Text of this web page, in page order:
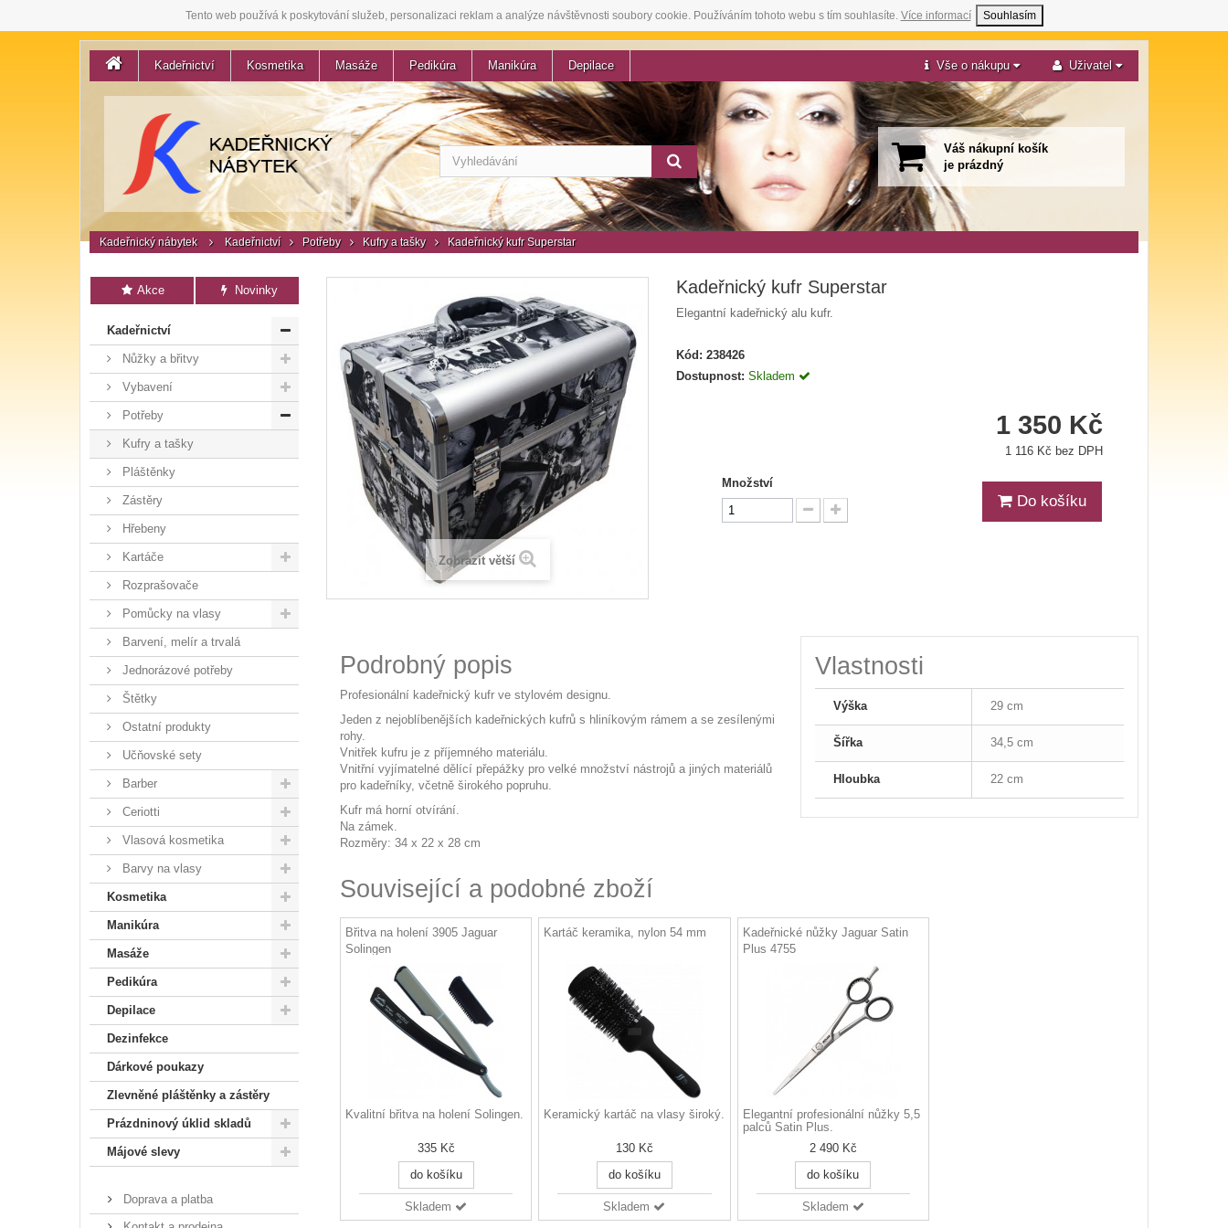
Tento web používá k poskytování služeb, personalizaci reklam a analýze návštěvnosti soubory cookie. Používáním tohoto webu s tím souhlasíte. Více informací Souhlasím
Kadeřnictví Kosmetika Masáže Pedikúra Manikúra Depilace Vše o nákupu Uživatel
Váš nákupní košík
je prázdný
Kadeřnický nábytek Kadeřnictví Potřeby Kufry a tašky Kadeřnický kufr Superstar
Akce Novinky
Kadeřnictví
Nůžky a břitvy
Vybavení
Potřeby
Kufry a tašky
Pláštěnky
Zástěry
Hřebeny
Kartáče
Rozprašovače
Pomůcky na vlasy
Barvení, melír a trvalá
Jednorázové potřeby
Štětky
Ostatní produkty
Učňovské sety
Barber
Ceriotti
Vlasová kosmetika
Barvy na vlasy
Kosmetika
Manikúra
Masáže
Pedikúra
Depilace
Dezinfekce
Dárkové poukazy
Zlevněné pláštěnky a zástěry
Prázdninový úklid skladů
Májové slevy
Doprava a platba
Zobrazit větší
Kadeřnický kufr Superstar
Elegantní kadeřnický alu kufr.
Kód: 238426
Dostupnost: Skladem
1 350 Kč
1 116 Kč bez DPH
Množství
Do košíku
Podrobný popis
Profesionální kadeřnický kufr ve stylovém designu.
Jeden z nejoblíbenějších kadeřnických kufrů s hliníkovým rámem a se zesílenými
rohy.
Vnitřek kufru je z příjemného materiálu.
Vnitřní vyjímatelné dělící přepážky pro velké množství nástrojů a jiných materiálů
pro kadeřníky, včetně širokého popruhu.
Kufr má horní otvírání.
Na zámek.
Rozměry: 34 x 22 x 28 cm
Vlastnosti
Výška 29 cm
Šířka 34,5 cm
Hloubka 22 cm
Související a podobné zboží
Břitva na holení 3905 Jaguar
Solingen
Kvalitní břitva na holení Solingen.
335 Kč
do košíku
Skladem
Kartáč keramika, nylon 54 mm
Keramický kartáč na vlasy široký.
130 Kč
do košíku
Skladem
Kadeřnické nůžky Jaguar Satin
Plus 4755
Elegantní profesionální nůžky 5,5
palců Satin Plus.
2 490 Kč
do košíku
Skladem